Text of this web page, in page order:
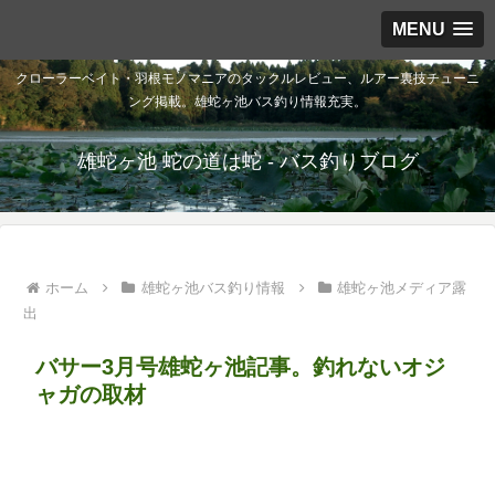
MENU
クローラーベイト・羽根モノマニアのタックルレビュー、ルアー裏技チューニ
ング掲載。雄蛇ヶ池バス釣り情報充実。
雄蛇ヶ池 蛇の道は蛇 - バス釣りブログ
ホーム 雄蛇ヶ池バス釣り情報
雄蛇ヶ池メディア露
出
バサー3月号雄蛇ヶ池記事。釣れないオジ
ャガの取材